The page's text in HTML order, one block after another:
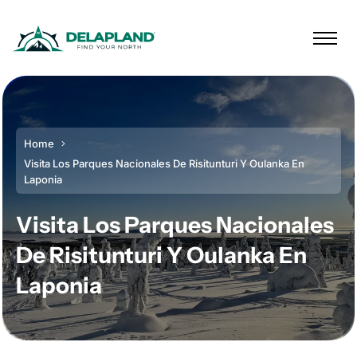
Home
Visita Los Parques Nacionales De Risitunturi Y Oulanka En
Laponia
Visita Los Parques Nacionales
De Risitunturi Y Oulanka En
Laponia